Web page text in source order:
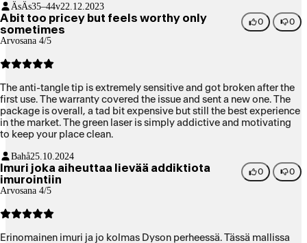
ÄsÄs35–44v22.12.2023
A bit too pricey but feels worthy only
sometimes
Arvosana 4/5
0 0
The anti-tangle tip is extremely sensitive and got broken after the
first use. The warranty covered the issue and sent a new one. The
package is overall, a tad bit expensive but still the best experience
in the market. The green laser is simply addictive and motivating
to keep your place clean.
Bahå25.10.2024
Imuri joka aiheuttaa lievää addiktiota
imurointiin
Arvosana 4/5
0 0
Erinomainen imuri ja jo kolmas Dyson perheessä. Tässä mallissa